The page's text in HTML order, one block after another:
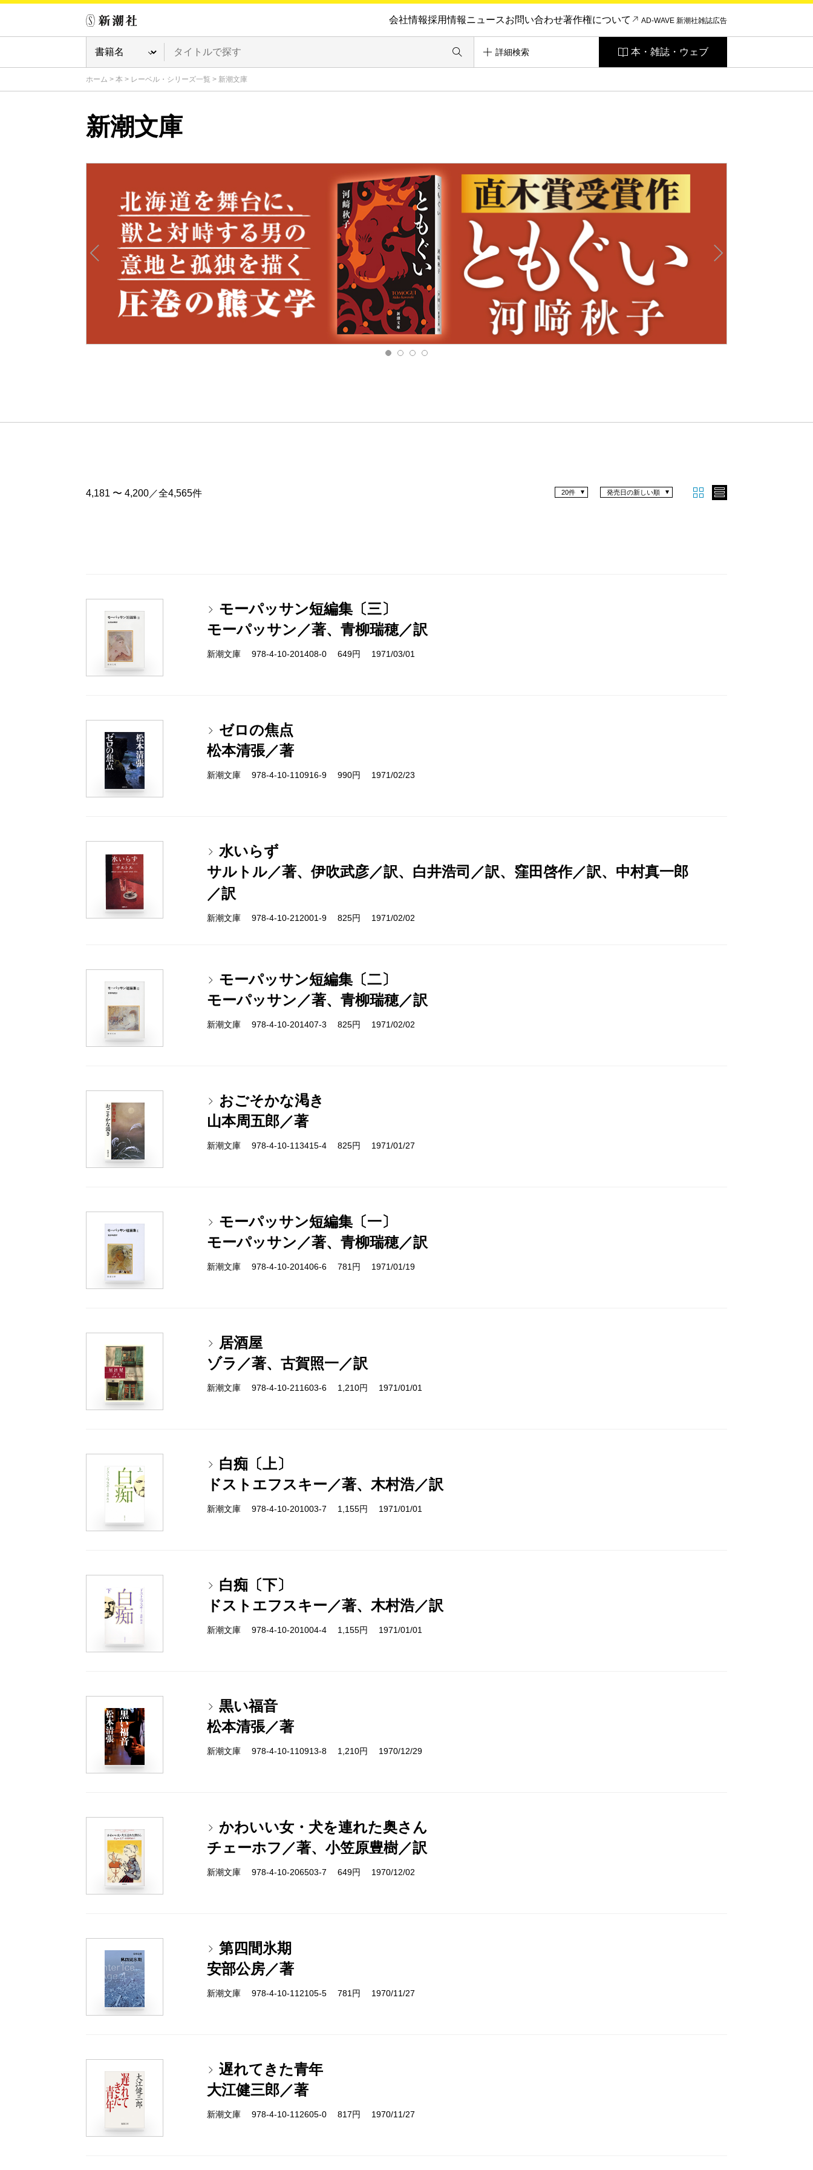
会社情報採用情報ニュースお問い合わせ著作権について AD-WAVE 新潮社雑誌広告
詳細検索 本・雑誌・ウェブ
ホーム > 本 > レーベル・シリーズ一覧 > 新潮文庫
新潮文庫
4,181 〜 4,200／全4,565件 発売日の新しい順
20件
モーパッサン短編集〔三〕
モーパッサン／著、青柳瑞穂／訳
新潮文庫 978-4-10-201408-0 649円 1971/03/01
ゼロの焦点
松本清張／著
新潮文庫 978-4-10-110916-9 990円 1971/02/23
水いらず
サルトル／著、伊吹武彦／訳、白井浩司／訳、窪田啓作／訳、中村真一郎
／訳
新潮文庫 978-4-10-212001-9 825円 1971/02/02
モーパッサン短編集〔二〕
モーパッサン／著、青柳瑞穂／訳
新潮文庫 978-4-10-201407-3 825円 1971/02/02
おごそかな渇き
山本周五郎／著
新潮文庫 978-4-10-113415-4 825円 1971/01/27
モーパッサン短編集〔一〕
モーパッサン／著、青柳瑞穂／訳
新潮文庫 978-4-10-201406-6 781円 1971/01/19
居酒屋
ゾラ／著、古賀照一／訳
新潮文庫 978-4-10-211603-6 1,210円 1971/01/01
白痴〔上〕
ドストエフスキー／著、木村浩／訳
新潮文庫 978-4-10-201003-7 1,155円 1971/01/01
白痴〔下〕
ドストエフスキー／著、木村浩／訳
新潮文庫 978-4-10-201004-4 1,155円 1971/01/01
黒い福音
松本清張／著
新潮文庫 978-4-10-110913-8 1,210円 1970/12/29
かわいい女・犬を連れた奥さん
チェーホフ／著、小笠原豊樹／訳
新潮文庫 978-4-10-206503-7 649円 1970/12/02
第四間氷期
安部公房／著
新潮文庫 978-4-10-112105-5 781円 1970/11/27
遅れてきた青年
大江健三郎／著
新潮文庫 978-4-10-112605-0 817円 1970/11/27